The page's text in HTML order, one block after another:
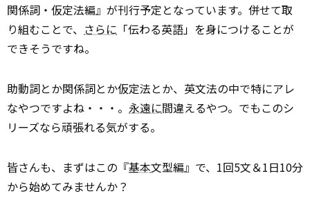
関係詞・仮定法編』が刊行予定となっています。併せて取
り組むことで、 さらに 「伝わる英語」を身につけることが
できそうですね。
助動詞とか関係詞とか仮定法とか、英文法の中で特にアレ
なやつですよね・・・。 永遠に間違えるやつ。でもこのシ
リーズなら頑張れる気がする。
皆さんも、まずはこの『基本文型編』で、1回5文＆1日10分
から始めてみませんか？